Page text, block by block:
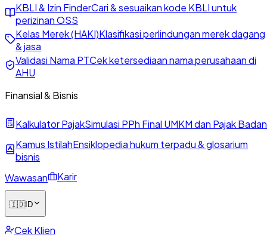
KBLI & Izin FinderCari & sesuaikan kode KBLI untuk
perizinan OSS
Kelas Merek (HAKI)Klasifikasi perlindungan merek dagang
& jasa
Validasi Nama PTCek ketersediaan nama perusahaan di
AHU
Finansial & Bisnis
Kalkulator PajakSimulasi PPh Final UMKM dan Pajak Badan
Kamus IstilahEnsiklopedia hukum terpadu & glosarium
bisnis
Wawasan
Karir
🇮🇩ID
Cek Klien